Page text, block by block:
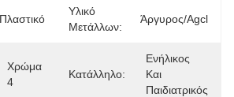
Πλαστικό
Υλικό
Μετάλλων:
Άργυρος/agcl
Χρώμα
4
Κατάλληλο:
Ενήλικος
Και
Παιδιατρικός